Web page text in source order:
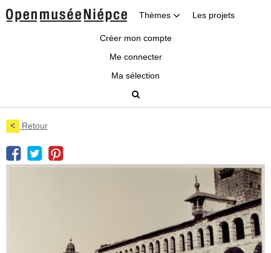
Thèmes Les projets
Créer mon compte
Me connecter
Ma sélection
< Retour